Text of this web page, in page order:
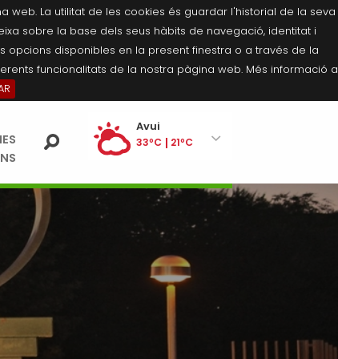
La utilitat de les cookies és guardar l'historial de la seva
sobre la base dels seus hàbits de navegació, identitat i
opcions disponibles en la present finestra o a través de la
funcionalitats de la nostra pàgina web. Més informació a
Avui
33ºC 21ºC
33ºC 21ºC
Dissabte
34ºC
Diumenge
20ºC